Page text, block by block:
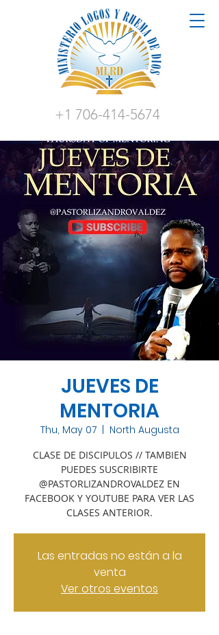
+1 706-414-5674
JUEVES DE
MENTORIA
Thu, May 07
  |
North Augusta
CLASE DE DISCIPULOS // TAMBIEN
PUEDES SUSCRIBIRTE
@PASTORLIZANDROVALDEZ EN
FACEBOOK Y YOUTUBE PARA VER LAS
CLASES ANTERIOR.
Las entradas no están a la
venta
Ver otros eventos